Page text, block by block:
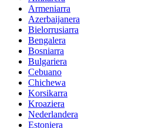
Armeniarra
Azerbaijanera
Bielorrusiarra
Bengalera
Bosniarra
Bulgariera
Cebuano
Chichewa
Korsikarra
Kroaziera
Nederlandera
Estoniera